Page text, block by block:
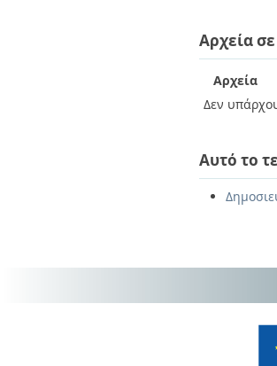
Αρχεία
Αρχεία
Δεν
Αυτό το